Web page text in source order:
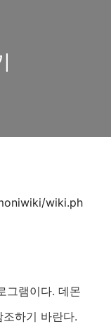
wiki.ph
그램이다. 데몬
조하기 바란다.